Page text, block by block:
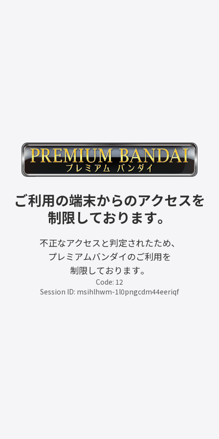
ご利用の端末からのアクセスを
制限しております。
不正なアクセスと判定されたため、
プレミアムバンダイのご利用を
制限しております。
Code: 12
Session ID: msihlhwm-1l0pngcdm44eeriqf